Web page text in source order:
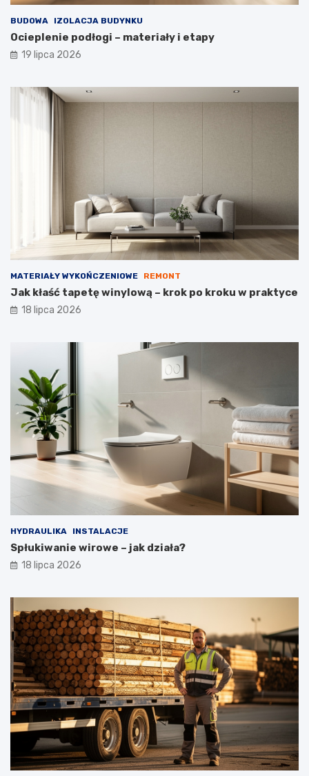
BUDOWA IZOLACJA BUDYNKU
Ocieplenie podłogi – materiały i etapy
19 lipca 2026
MATERIAŁY WYKOŃCZENIOWE REMONT
Jak kłaść tapetę winylową – krok po kroku w praktyce
18 lipca 2026
HYDRAULIKA INSTALACJE
Spłukiwanie wirowe – jak działa?
18 lipca 2026